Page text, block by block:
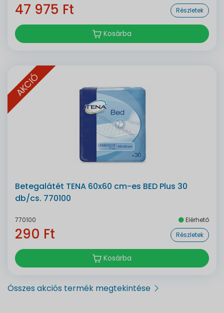
47 975 Ft Részletek
Kosárba
AKCIÓ
Betegalátét TENA 60x60 cm-es BED Plus 30
db/cs. 770100
770100 Elérhető
290 Ft Részletek
Kosárba
Összes akciós termék megtekintése